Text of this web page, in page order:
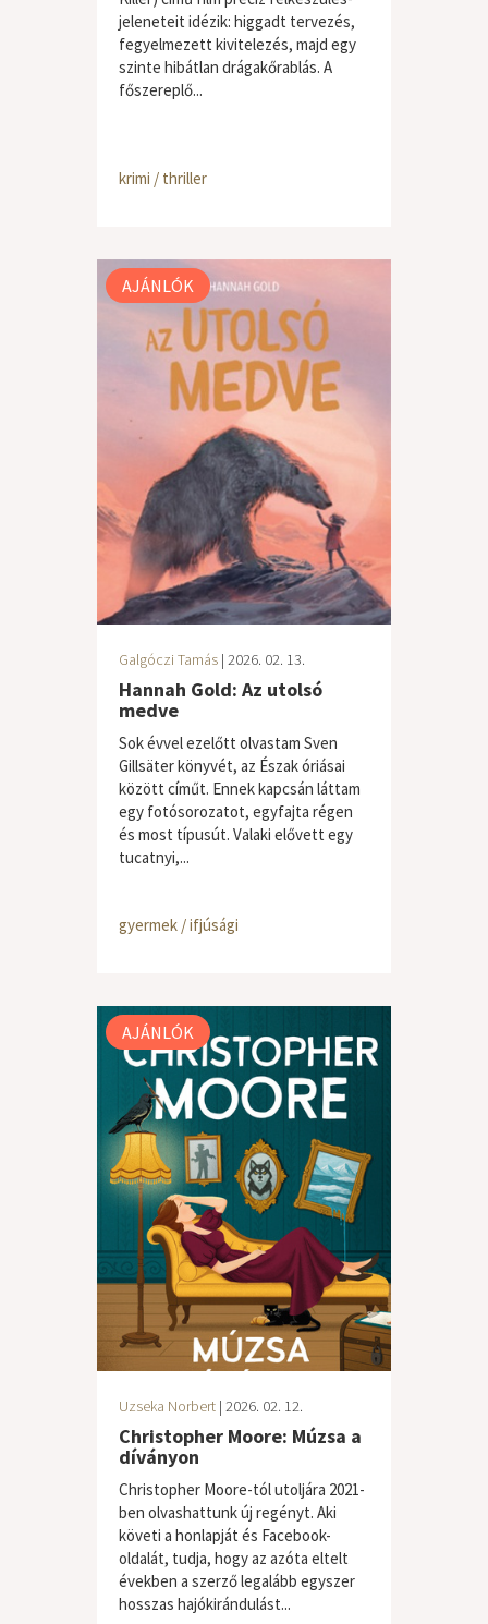
jeleneteit idézik: higgadt tervezés,
fegyelmezett kivitelezés, majd egy
szinte hibátlan drágakőrablás. A
főszereplő...
krimi / thriller
AJÁNLÓK
Galgóczi Tamás | 2026. 02. 13.
Hannah Gold: Az utolsó
medve
Sok évvel ezelőtt olvastam Sven
Gillsäter könyvét, az Észak óriásai
között címűt. Ennek kapcsán láttam
egy fotósorozatot, egyfajta régen
és most típusút. Valaki elővett egy
tucatnyi,...
gyermek / ifjúsági
AJÁNLÓK
Uzseka Norbert | 2026. 02. 12.
Christopher Moore: Múzsa a
díványon
Christopher Moore-tól utoljára 2021-
ben olvashattunk új regényt. Aki
követi a honlapját és Facebook-
oldalát, tudja, hogy az azóta eltelt
években a szerző legalább egyszer
hosszas hajókirándulást...